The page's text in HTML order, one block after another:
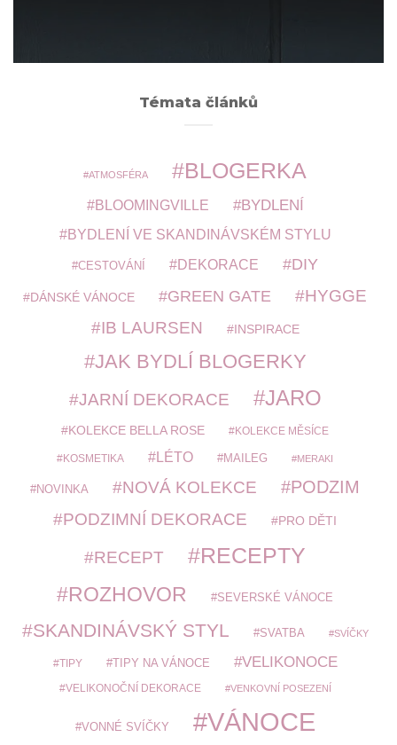
Témata článků
ATMOSFÉRA BLOGERKA
BLOOMINGVILLE BYDLENÍ
BYDLENÍ VE SKANDINÁVSKÉM STYLU
CESTOVÁNÍ DEKORACE DIY
DÁNSKÉ VÁNOCE GREEN GATE HYGGE
IB LAURSEN INSPIRACE
JAK BYDLÍ BLOGERKY
JARNÍ DEKORACE JARO
KOLEKCE BELLA ROSE KOLEKCE MĚSÍCE
KOSMETIKA LÉTO MAILEG MERAKI
NOVINKA NOVÁ KOLEKCE PODZIM
PODZIMNÍ DEKORACE PRO DĚTI
RECEPT RECEPTY
ROZHOVOR SEVERSKÉ VÁNOCE
SKANDINÁVSKÝ STYL SVATBA SVÍČKY
TIPY TIPY NA VÁNOCE VELIKONOCE
VELIKONOČNÍ DEKORACE VENKOVNÍ POSEZENÍ
VONNÉ SVÍČKY VÁNOCE